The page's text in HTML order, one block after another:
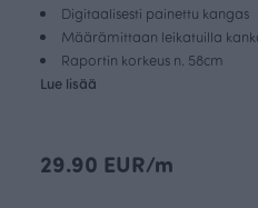
Digitaalisesti painettu kangas
Määrämittaan leikatuilla
Raportin korkeus n. 58cm
Lue lisää
29.90 EUR/m